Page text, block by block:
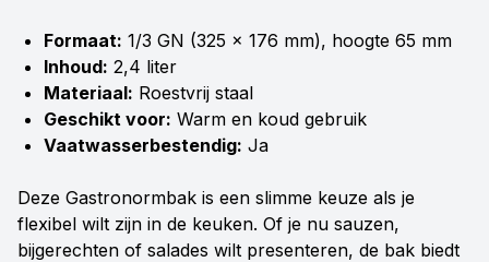
Formaat: 1/3 GN (325 × 176 mm), hoogte 65 mm
Inhoud: 2,4 liter
Materiaal: Roestvrij staal
Geschikt voor: Warm en koud gebruik
Vaatwasserbestendig: Ja
Deze Gastronormbak is een slimme keuze als je
flexibel wilt zijn in de keuken. Of je nu sauzen,
bijgerechten of salades wilt presenteren, de bak biedt